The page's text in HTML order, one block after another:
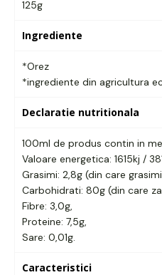
125g
Ingrediente
*Orez
*ingrediente din agricultura
Declaratie nutritionala
100ml de produs contin in
Valoare energetica: 1615kj /
Grasimi: 2,8g (din care
Carbohidrati: 80g (din care
Fibre: 3,0g,
Proteine: 7,5g,
Sare: 0,01g.
Caracteristici